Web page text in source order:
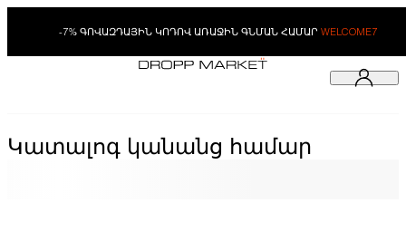
-7% ԳՈՎԱԶԴԱՅԻՆ ԿՈԴՈՎ ԱՌԱՋԻՆ ԳՆՄԱՆ ՀԱՄԱՐ WELCOME7
Կատալոգ կանանց համար